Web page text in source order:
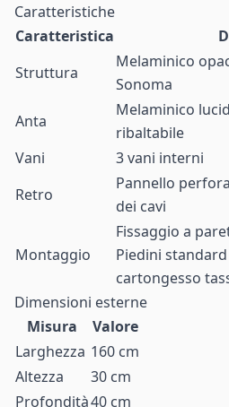
Caratteristiche
Caratteristica
Struttura
Melaminico
Sonoma
Anta
Melaminico
ribaltabile
Vani
3 vani interni
Retro
Pannello
dei cavi
Montaggio
Fissaggio a
Piedini
cartongesso
Dimensioni esterne
Misura
Valore
Larghezza 160 cm
Altezza
30 cm
Profondità40 cm